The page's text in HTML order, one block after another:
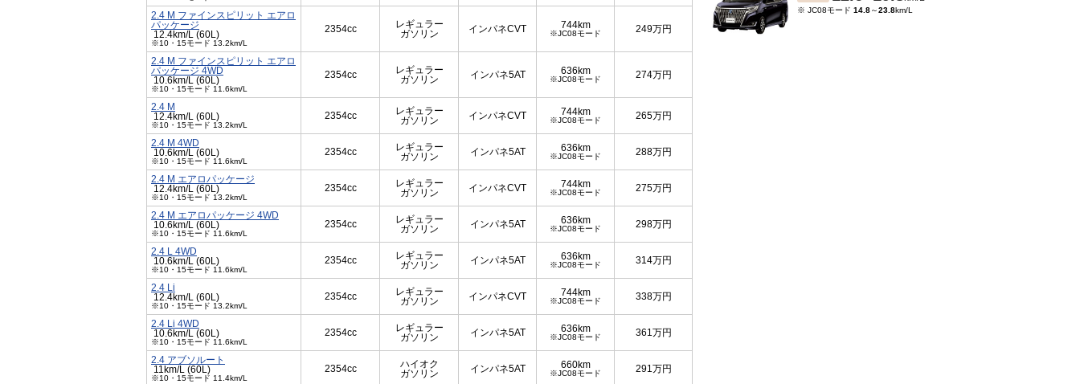
2.4 M ファインスピリット エアロ
パッケージ
12.4km/L (60L)
※10・15モード 13.2km/L
2354cc
レギュラー
ガソリン
インパネCVT 744km
※JC08モード 249万円
2.4 M ファインスピリット エアロ
パッケージ 4WD
10.6km/L (60L)
※10・15モード 11.6km/L
2354cc
レギュラー
ガソリン
インパネ5AT 636km
※JC08モード 274万円
2.4 M
12.4km/L (60L)
※10・15モード 13.2km/L
2354cc
レギュラー
ガソリン
インパネCVT 744km
※JC08モード 265万円
2.4 M 4WD
10.6km/L (60L)
※10・15モード 11.6km/L
2354cc
レギュラー
ガソリン
インパネ5AT 636km
※JC08モード 288万円
2.4 M エアロパッケージ
12.4km/L (60L)
※10・15モード 13.2km/L
2354cc
レギュラー
ガソリン
インパネCVT 744km
※JC08モード 275万円
2.4 M エアロパッケージ 4WD
10.6km/L (60L)
※10・15モード 11.6km/L
2354cc
レギュラー
ガソリン
インパネ5AT 636km
※JC08モード 298万円
2.4 L 4WD
10.6km/L (60L)
※10・15モード 11.6km/L
2354cc
レギュラー
ガソリン
インパネ5AT 636km
※JC08モード 314万円
2.4 Li
12.4km/L (60L)
※10・15モード 13.2km/L
2354cc
レギュラー
ガソリン
インパネCVT 744km
※JC08モード 338万円
2.4 Li 4WD
10.6km/L (60L)
※10・15モード 11.6km/L
2354cc
レギュラー
ガソリン
インパネ5AT 636km
※JC08モード 361万円
2.4 アブソルート
11km/L (60L)
※10・15モード 11.4km/L
2354cc
ハイオク
ガソリン
インパネ5AT 660km
※JC08モード 291万円
※ JC08モード 14.8～23.8km/L